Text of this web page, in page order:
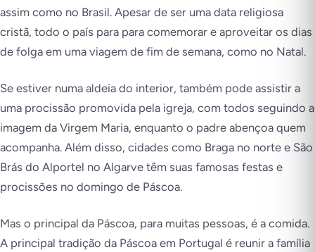
assim como no Brasil. Apesar de ser uma data religiosa
cristã, todo o país para para comemorar e aproveitar os dias
de folga em uma viagem de fim de semana, como no Natal.
Se estiver numa aldeia do interior, também pode assistir a
uma procissão promovida pela igreja, com todos seguindo a
imagem da Virgem Maria, enquanto o padre abençoa quem
acompanha. Além disso, cidades como Braga no norte e São
Brás do Alportel no Algarve têm suas famosas festas e
procissões no domingo de Páscoa.
Mas o principal da Páscoa, para muitas pessoas, é a comida.
A principal tradição da Páscoa em Portugal é reunir a família